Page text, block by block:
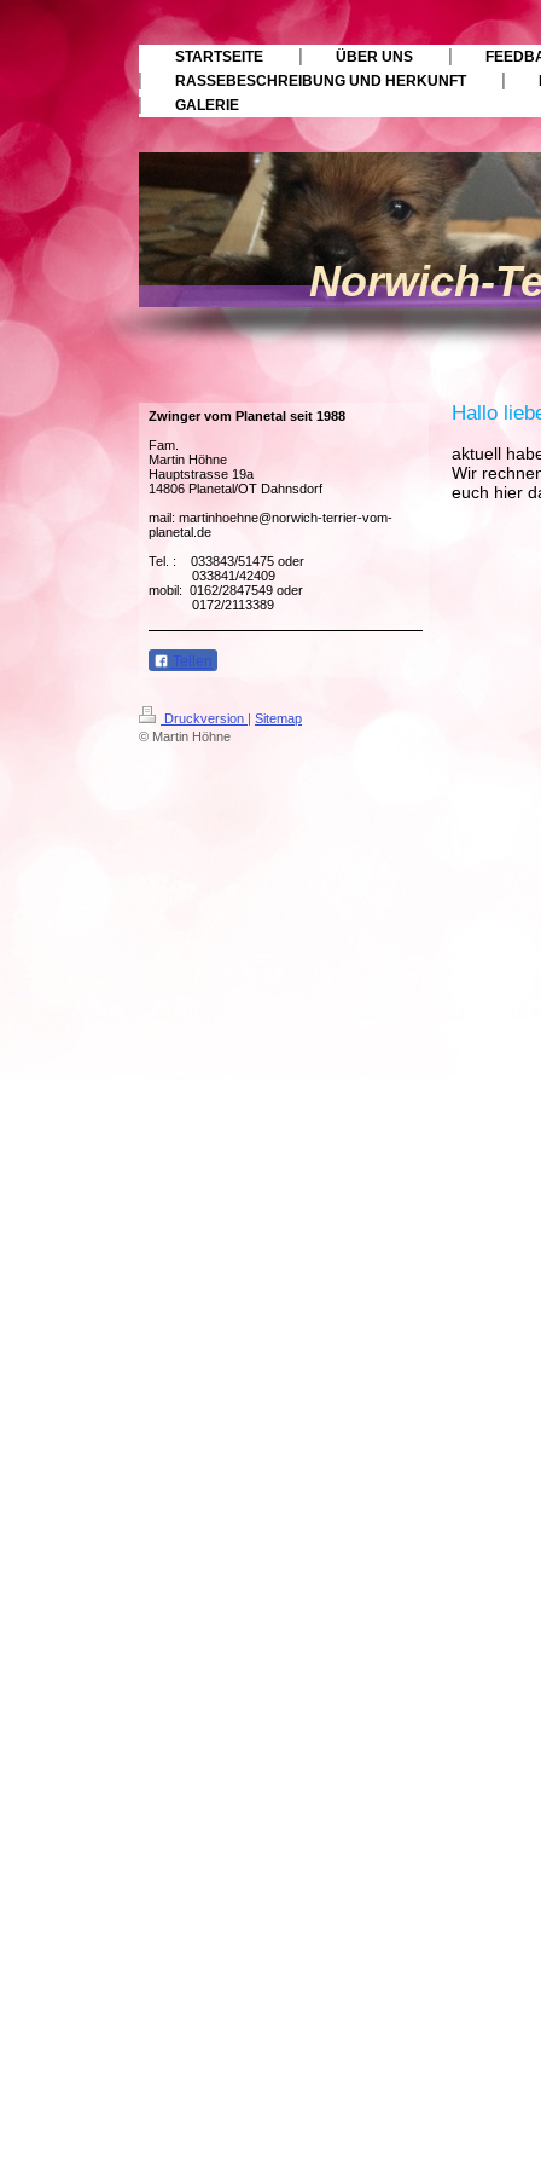
STARTSEITE ÜBER UNS
RASSEBESCHREIBUNG UND HERKUNFT
GALERIE
Norwich-
Hallo
aktuell
Wir
euch hier
Zwinger vom Planetal seit 1988
Fam.
Martin Höhne
Hauptstrasse 19a
14806 Planetal/OT Dahnsdorf
mail: martinhoehne@norwich-terrier-vom-
planetal.de
Tel. : 033843/51475 oder
033841/42409
mobil: 0162/2847549 oder
0172/2113389
Teilen
Druckversion | Sitemap
© Martin Höhne